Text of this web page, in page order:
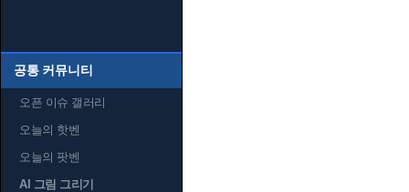
공통 커뮤니티
오픈 이슈 갤러리
오늘의 핫벤
오늘의 팟벤
AI 그림 그리기